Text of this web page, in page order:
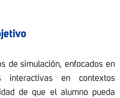
de simulación, enfocados en
interactivas en contextos
de que el alumno pueda